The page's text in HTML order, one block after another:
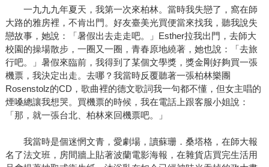
一九九九年夏天，我第一次來柏林。當時我失戀了，窩在師
大路的雅房裡，不肯出門。好友臺美光買便當來找我，聽我說失
戀故事，她說：「暑假出去走走吧。」Esther拉我出門，去師大
校園的操場散步，一圈又一圈，青春原地繞著，她也說：「去旅
行吧。」暑假來臨前，我得到了某個文學獎，獎金剛好夠買一張
機票，我決定出走。去哪？我當時反覆聽著一張柏林樂團
Rosenstolz的CD，歌曲裡的德文歌詞我一句都不懂，但女主唱的
煙嗓總讓我想哭。買機票的時候，我在電話上跟客服小姐說：
「那，就一張台北、柏林來回機票吧。」
我當時是個迷惘文青，愛劇場，讀蘇珊．桑塔格，在師大報
名了法文班，房間牆上貼著波蘭電影海報，在雜貨店買完生活用